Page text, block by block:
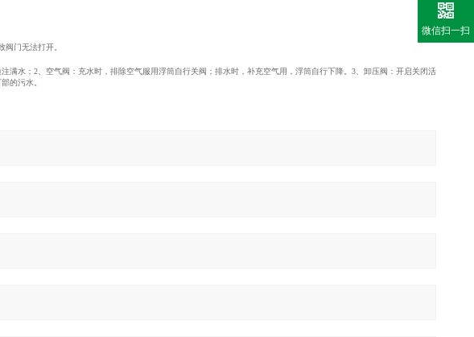
门无法打开。
；2、空气阀：充水时，排除空气服用浮筒自行关阀；排水时，补充空气用，浮筒自行下降。3、卸压阀：开启关闭活
的污水。
微信扫一扫